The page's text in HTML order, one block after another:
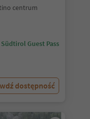
centrum
Südtirol Guest Pass
dostępność